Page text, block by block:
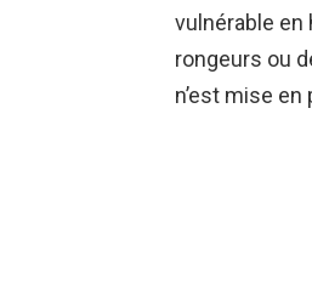
vulnérable en
rongeurs ou
n’est mise en